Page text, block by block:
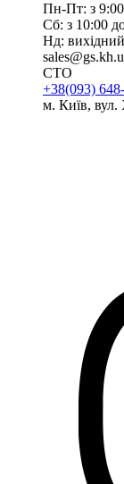
Пн-Пт: з
Сб: з 10:00
Нд: вихідний
СТО
+38(093)
м. Київ, вул.